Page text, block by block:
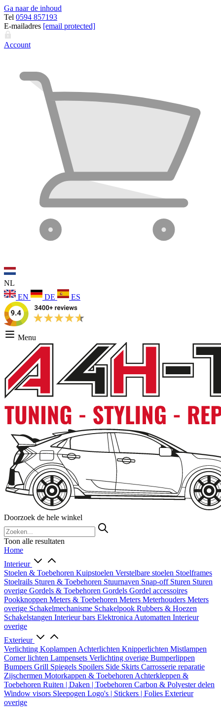
Ga naar de inhoud
Tel 0594 857193
E-mailadres [email protected]
Account
NL
EN
DE ES
Menu
Doorzoek de hele winkel
Toon alle resultaten
Home
Interieur
Stoelen & Toebehoren Kuipstoelen Verstelbare stoelen Stoelframes
Stoelrails Sturen & Toebehoren Stuurnaven Snap-off Sturen Sturen
overige Gordels & Toebehoren Gordels Gordel accessoires
Pookknoppen Meters & Toebehoren Meters Meterhouders Meters
overige Schakelmechanisme Schakelpook Rubbers & Hoezen
Schakelstangen Interieur bars Elektronica Automatten Interieur
overige
Exterieur
Verlichting Koplampen Achterlichten Knipperlichten Mistlampen
Corner lichten Lampensets Verlichting overige Bumperlippen
Bumpers Grill Spiegels Spoilers Side Skirts Carrosserie reparatie
Zijschermen Motorkappen & Toebehoren Achterkleppen &
Toebehoren Ruiten | Daken | Toebehoren Carbon & Polyester delen
Window visors Sleepogen Logo's | Stickers | Folies Exterieur
overige